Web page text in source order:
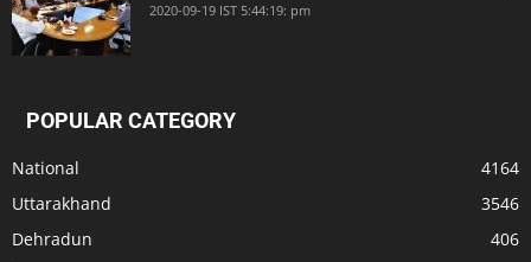
2020-09-19 IST 5:44:19: pm
POPULAR CATEGORY
National
4164
Uttarakhand
3546
Dehradun
406